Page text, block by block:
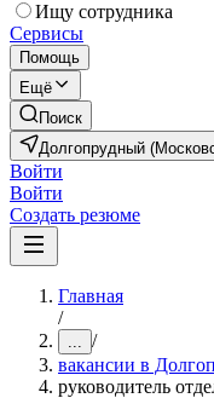
Ищу сотрудника
Сервисы
Помощь
Ещё
Поиск
Долгопрудный
Войти
Войти
Создать резюме
Главная
/
... /
вакансии в
руководитель